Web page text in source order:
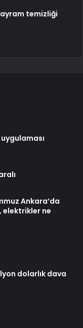
temizliği
Ankara’da
elektrikler ne
dolarlık dava